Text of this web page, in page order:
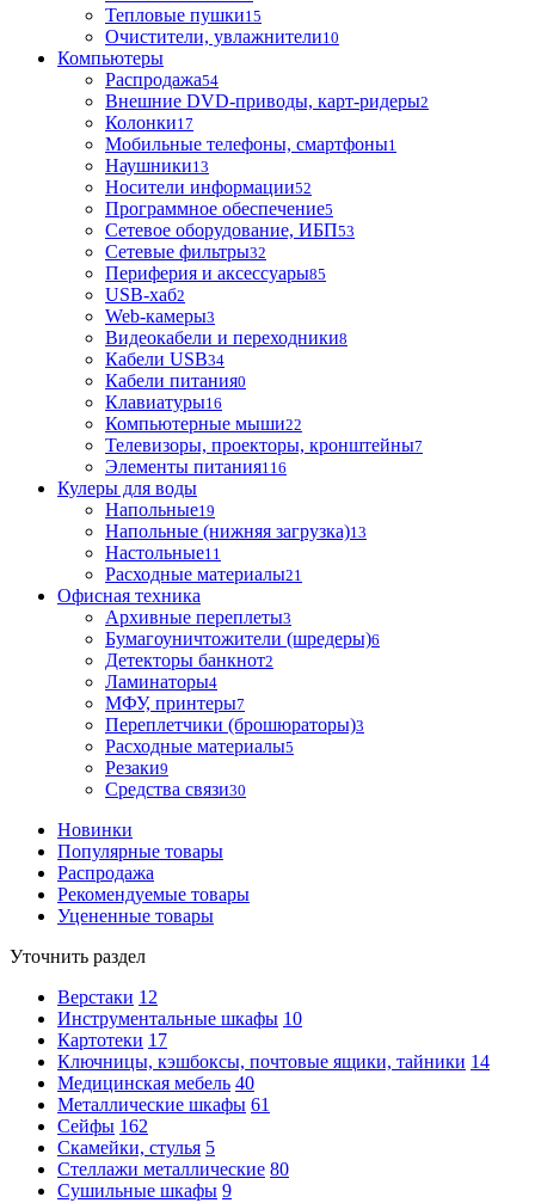
Тепловые пушки15
Очистители, увлажнители10
Компьютеры
Распродажа54
Внешние DVD-приводы, карт-ридеры2
Колонки17
Мобильные телефоны, смартфоны1
Наушники13
Носители информации52
Программное обеспечение5
Сетевое оборудование, ИБП53
Сетевые фильтры32
Периферия и аксессуары85
USB-хаб2
Web-камеры3
Видеокабели и переходники8
Кабели USB34
Кабели питания0
Клавиатуры16
Компьютерные мыши22
Телевизоры, проекторы, кронштейны7
Элементы питания116
Кулеры для воды
Напольные19
Напольные (нижняя загрузка)13
Настольные11
Расходные материалы21
Офисная техника
Архивные переплеты3
Бумагоуничтожители (шредеры)6
Детекторы банкнот2
Ламинаторы4
МФУ, принтеры7
Переплетчики (брошюраторы)3
Расходные материалы5
Резаки9
Средства связи30
Новинки
Популярные товары
Распродажа
Рекомендуемые товары
Уцененные товары
Уточнить раздел
Верстаки 12
Инструментальные шкафы 10
Картотеки 17
Ключницы, кэшбоксы, почтовые ящики, тайники 14
Медицинская мебель 40
Металлические шкафы 61
Сейфы 162
Скамейки, стулья 5
Стеллажи металлические 80
Сушильные шкафы 9